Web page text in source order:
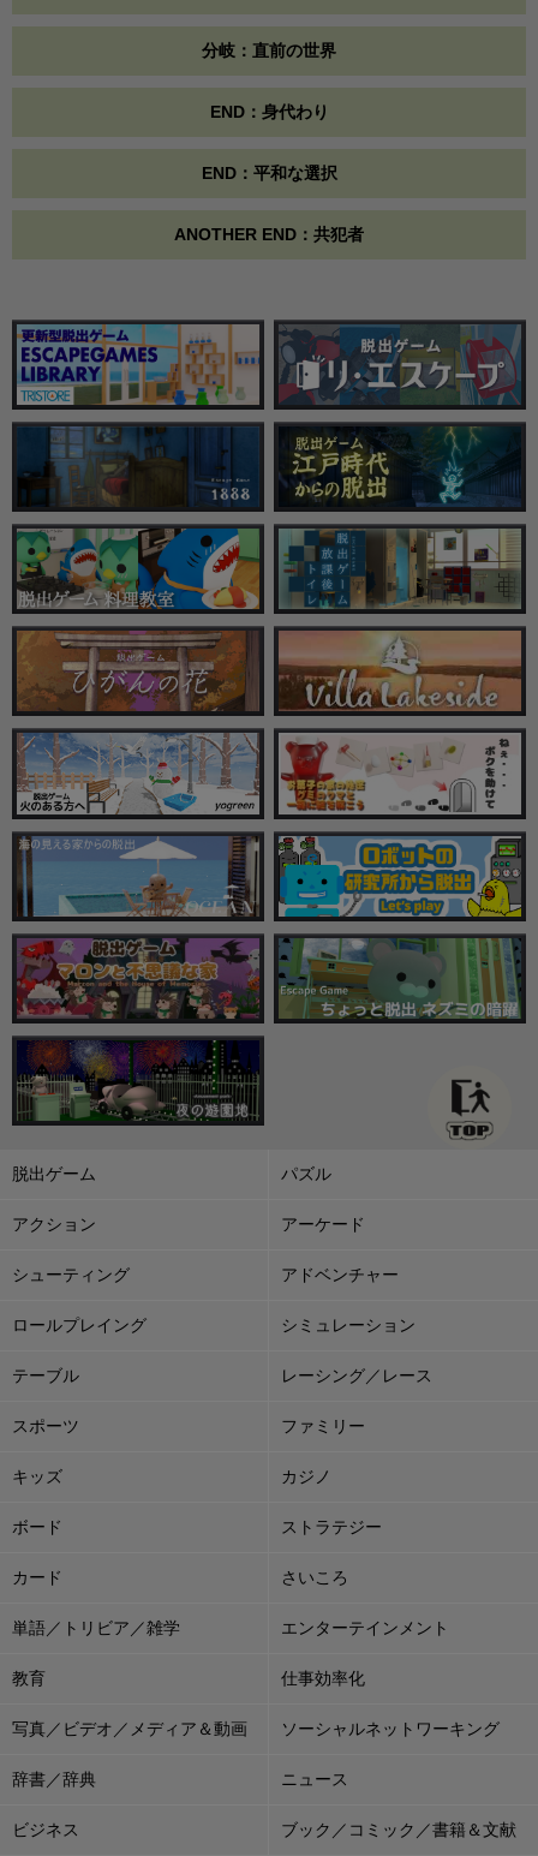
分岐：直前の世界
END：身代わり
END：平和な選択
ANOTHER END：共犯者
脱出ゲーム パズル
アクション アーケード
シューティング アドベンチャー
ロールプレイング シミュレーション
テーブル レーシング／レース
スポーツ ファミリー
キッズ カジノ
ボード ストラテジー
カード さいころ
単語／トリビア／雑学 エンターテインメント
教育 仕事効率化
写真／ビデオ／メディア＆動画 ソーシャルネットワーキング
辞書／辞典 ニュース
ビジネス ブック／コミック／書籍＆文献